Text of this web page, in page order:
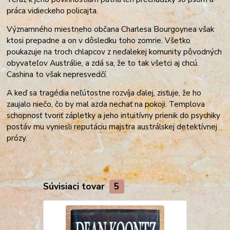
práca vidieckeho policajta.
Významného miestneho občana Charlesa Bourgoynea však
ktosi prepadne a on v dôsledku toho zomrie. Všetko
poukazuje na troch chlapcov z neďalekej komunity pôvodných
obyvateľov Austrálie, a zdá sa, že to tak všetci aj chcú.
Cashina to však nepresvedčí.
A keď sa tragédia neľútostne rozvíja ďalej, zisťuje, že ho
zaujalo niečo, čo by mal azda nechať na pokoji. Templova
schopnosť tvoriť zápletky a jeho intuitívny prienik do psychiky
postáv mu vyniesli reputáciu majstra austrálskej detektívnej
prózy.
Súvisiaci tovar 5